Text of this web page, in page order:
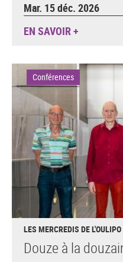
Mar. 15 déc. 2026
EN SAVOIR +
Conférences
LES MERCREDIS DE L'OULIPO
Douze à la